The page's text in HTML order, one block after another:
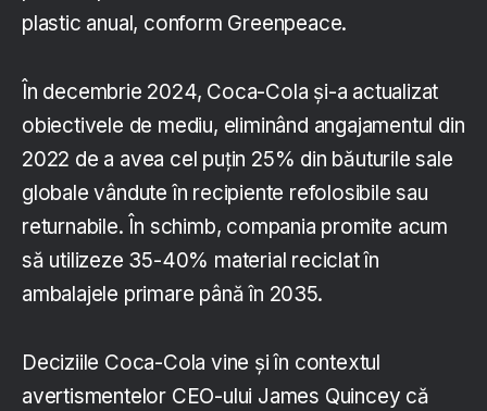
plastic anual, conform Greenpeace.
În decembrie 2024, Coca-Cola și-a actualizat
obiectivele de mediu, eliminând angajamentul din
2022 de a avea cel puțin 25% din băuturile sale
globale vândute în recipiente refolosibile sau
returnabile. În schimb, compania promite acum
să utilizeze 35-40% material reciclat în
ambalajele primare până în 2035.
Deciziile Coca-Cola vine și în contextul
avertismentelor CEO-ului James Quincey că